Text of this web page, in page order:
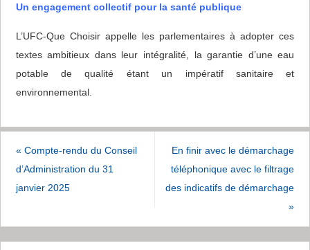
Un engagement collectif pour la santé publique
L’UFC-Que Choisir appelle les parlementaires à adopter ces
textes ambitieux dans leur intégralité, la garantie d’une eau
potable de qualité étant un impératif sanitaire et
environnemental.
« Compte-rendu du Conseil
d’Administration du 31
janvier 2025
En finir avec le démarchage
téléphonique avec le filtrage
des indicatifs de démarchage
»